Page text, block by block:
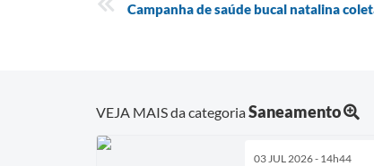
Campanha de saúde bucal natalina
VEJA MAIS da categoriaSaneamento
03 JUL 2026 - 14h44